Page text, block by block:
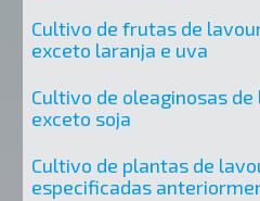
Cultivo de frutas de
exceto laranja e uva
Cultivo de oleaginosas
exceto soja
Cultivo de plantas de
especificadas